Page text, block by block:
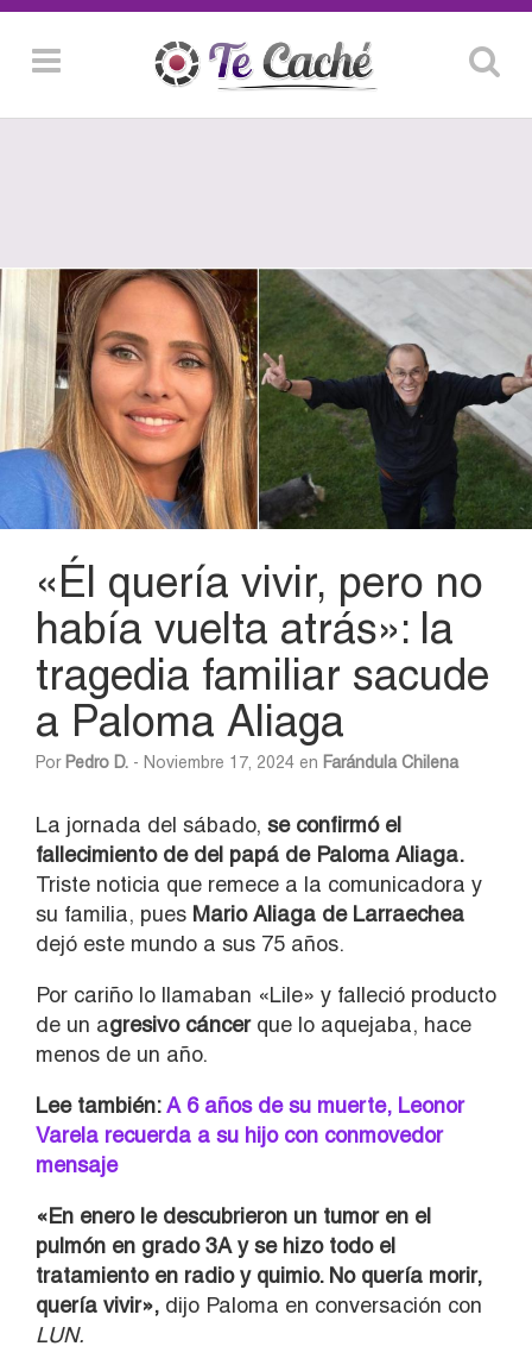
«Él quería vivir, pero no
había vuelta atrás»: la
tragedia familiar sacude
a Paloma Aliaga
Por Pedro D. - Noviembre 17, 2024 en Farándula Chilena
La jornada del sábado, se confirmó el
fallecimiento de del papá de Paloma Aliaga.
Triste noticia que remece a la comunicadora y
su familia, pues Mario Aliaga de Larraechea
dejó este mundo a sus 75 años.
Por cariño lo llamaban «Lile» y falleció producto
de un agresivo cáncerque lo aquejaba, hace
menos de un año.
Lee también:A 6 años de su muerte, Leonor
Varela recuerda a su hijo con conmovedor
mensaje
«En enero le descubrieron un tumor en el
pulmón en grado 3A y se hizo todo el
tratamiento en radio y quimio. No quería morir,
quería vivir», dijo Paloma en conversación con
LUN.